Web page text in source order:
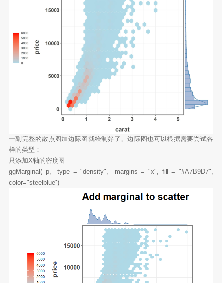
一副完整的散点图加边际图就绘制好了。边际图也可以根据需要尝试各
样的类型：
只添加X轴的密度图
ggMarginal( p, type = "density", margins = "x", fill = "#A7B9D7",
color="steelblue")